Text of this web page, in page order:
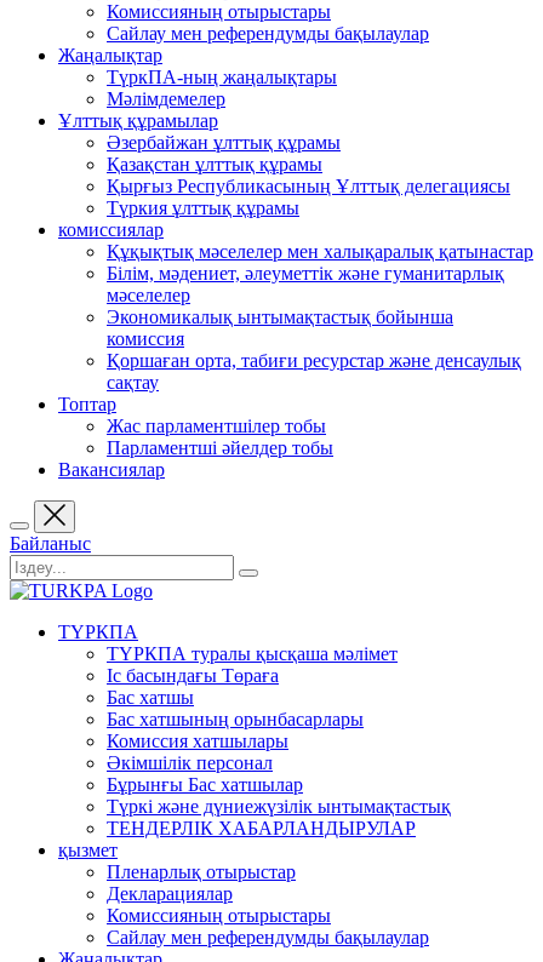
Комиссияның отырыстары
Сайлау мен референдумды бақылаулар
Жаңалықтар
ТүркПА-ның жаңалықтары
Мәлімдемелер
Ұлттық құрамылар
Әзербайжан ұлттық құрамы
Қазақстан ұлттық құрамы
Қырғыз Республикасының Ұлттық делегациясы
Түркия ұлттық құрамы
комиссиялар
Құқықтық мәселелер мен халықаралық қатынастар
Білім, мәдениет, әлеуметтік және гуманитарлық
мәселелер
Экономикалық ынтымақтастық бойынша
комиссия
Қоршаған орта, табиғи ресурстар және денсаулық
сақтау
Топтар
Жас парламентшілер тобы
Парламентші әйелдер тобы
Вакансиялар
Байланыс
ТҮРКПА
ТҮРКПА туралы қысқаша мәлімет
Iс басындағы Төраға
Бас хатшы
Бас хатшының орынбасарлары
Комиссия хатшылары
Әкімшілік персонал
Бұрынғы Бас хатшылар
Түркі және дүниежүзілік ынтымақтастық
ТЕНДЕРЛІК ХАБАРЛАНДЫРУЛАР
қызмет
Пленарлық отырыстар
Декларациялар
Комиссияның отырыстары
Сайлау мен референдумды бақылаулар